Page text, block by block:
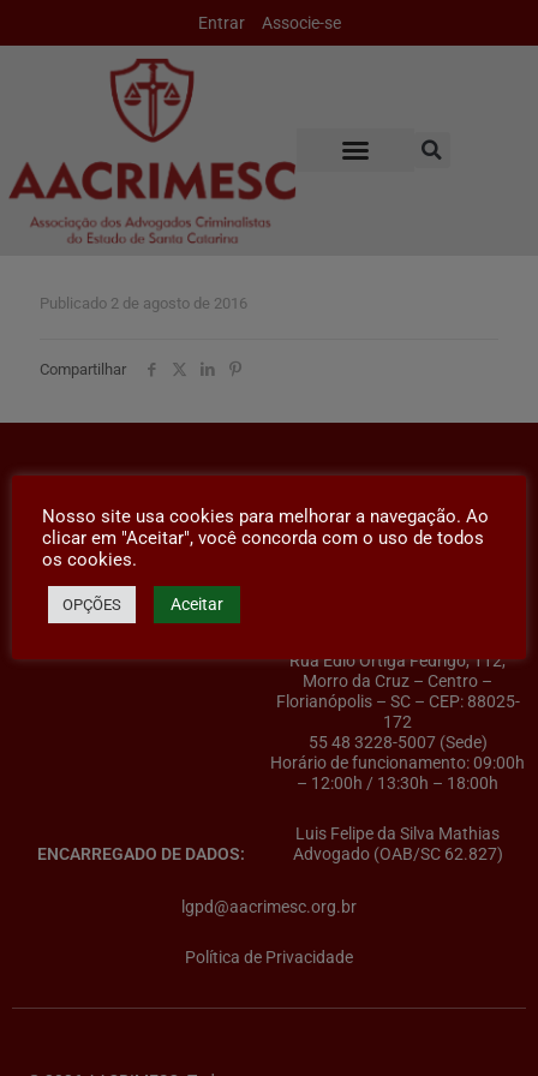
Entrar Associe-se
Publicado 2 de agosto de 2016
Compartilhar
CONTROLADOR(A) DE DADOS:
Rua Édio Ortiga Fedrigo, 112,
Morro da Cruz – Centro –
Florianópolis – SC – CEP: 88025-
172
55 48 3228-5007 (Sede)
Horário de funcionamento: 09:00h
– 12:00h / 13:30h – 18:00h
ENCARREGADO DE DADOS:
Luis Felipe da Silva Mathias
Advogado (OAB/SC 62.827)
lgpd@aacrimesc.org.br
Política de Privacidade
Nosso site usa cookies para melhorar a navegação. Ao
clicar em "Aceitar", você concorda com o uso de todos
os cookies.
OPÇÕES Aceitar